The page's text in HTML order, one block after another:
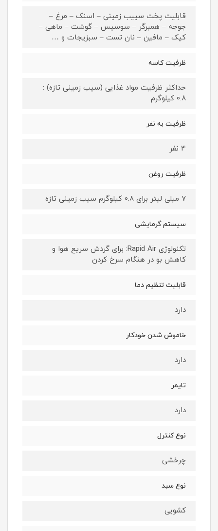
قابلیت پخت سییب زمینی – اسنک – مرغ –
جوجه – همبرگر – سوسیس – گوشت – ماهی –
کیک – مافین – نان تست – سبزیجات و …
ظرفیت کاسه
حداکثر ظرفیت مواد غذایی (سیب زمینی تازه) :
0.8 کیلوگرم
ظرفیت به نفر
4 نفر
ظرفیت روغن
7 میلی لیتر برای 0.8 کیلوگرم سیب زمینی تازه
سیستم گرمایشی
تکنولوژی Rapid Air: برای گردش سریع هوا و
کاهش بو در هنگام سرخ کردن
قابلیت تنظیم دما
دارد
خاموش شدن خودکار
دارد
تایمر
دارد
نوع کنترل
چرخشی
نوع سبد
کشویی